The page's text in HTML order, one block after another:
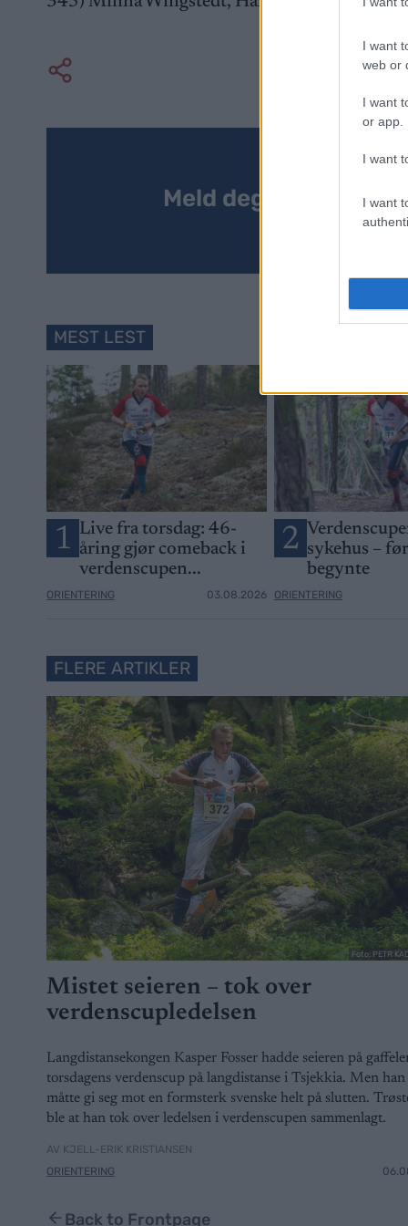
I want
web or
I want
or app.
I want
I want
Meld deg på vårt
MEST LEST
1 Live fra torsdag: 46-
åring gjør comeback i
verdenscupen...
ORIENTERING 03.08.2026
2 sykehus –
begynte
ORIENTERING
FLERE ARTIKLER
Foto: PETR
Mistet seieren – tok over
verdenscupledelsen
Langdistansekongen Kasper Fosser hadde seieren på
torsdagens verdenscup på langdistanse i Tsjekkia. Men han
måtte gi seg mot en formsterk svenske helt på slutten.
ble at han tok over ledelsen i verdenscupen sammenlagt.
AV KJELL-ERIK KRISTIANSEN
ORIENTERING
Back to Frontpage